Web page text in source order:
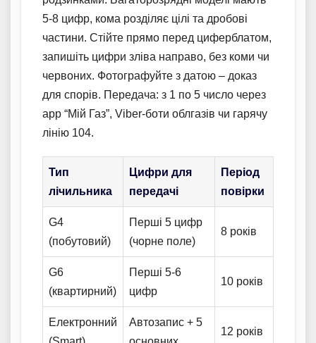
5-8 цифр, кома розділяє цілі та дробові
частини. Стійте прямо перед циферблатом,
запишіть цифри зліва направо, без коми чи
червоних. Фотографуйте з датою – доказ
для спорів. Передача: з 1 по 5 число через
app “Мій Газ”, Viber-боти облгазів чи гарячу
лінію 104.
Тип
лічильника
Цифри для
передачі
Період
повірки
G4
(побутовий)
Перші 5 цифр
(чорне поле)
8 років
G6
(квартирний)
Перші 5-6
цифр
10 років
Електронний
Автозапис + 5
12 років